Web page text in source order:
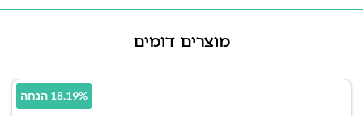
מוצרים דומים
18.19% הנחה